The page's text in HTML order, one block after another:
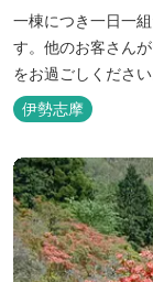
一棟につき一日一
す。他のお客さん
をお過ごしください
伊勢志摩